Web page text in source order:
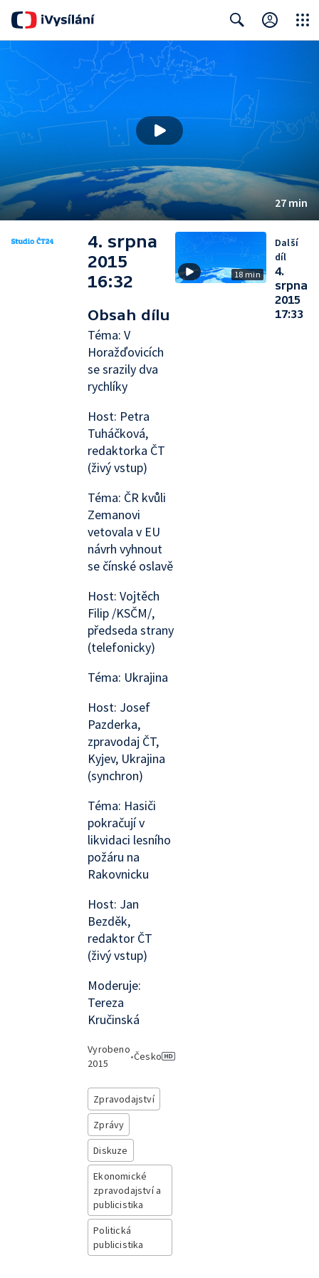
27 min
4. srpna
2015
16:32
Obsah dílu
Téma: V
Horažďovicích
se srazily dva
rychlíky
Host: Petra
Tuháčková,
redaktorka ČT
(živý vstup)
Téma: ČR kvůli
Zemanovi
vetovala v EU
návrh vyhnout
se čínské oslavě
Host: Vojtěch
Filip /KSČM/,
předseda strany
(telefonicky)
Téma: Ukrajina
Host: Josef
Pazderka,
zpravodaj ČT,
Kyjev, Ukrajina
(synchron)
Téma: Hasiči
pokračují v
likvidaci lesního
požáru na
Rakovnicku
Host: Jan
Bezděk,
redaktor ČT
(živý vstup)
Moderuje:
Tereza
Kručinská
Vyrobeno
2015
•Česko
Zpravodajství
Zprávy
Diskuze
Ekonomické
zpravodajství a
publicistika
Politická
publicistika
18 min
Další
díl
4.
srpna
2015
17:33